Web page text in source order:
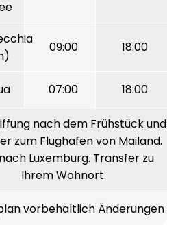
09:00 18:00
07:00 18:00
nach dem Frühstück und
zum Flughafen von Mailand.
Luxemburg. Transfer zu
Ihrem Wohnort.
vorbehaltlich Änderungen